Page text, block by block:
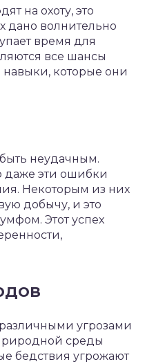
на охоту, это
дано волнительно
время для
все шансы
которые они
неудачным.
даже эти ошибки
Некоторым из них
добычу, и это
Этот успех
угрозами
среды
бедствия угрожают